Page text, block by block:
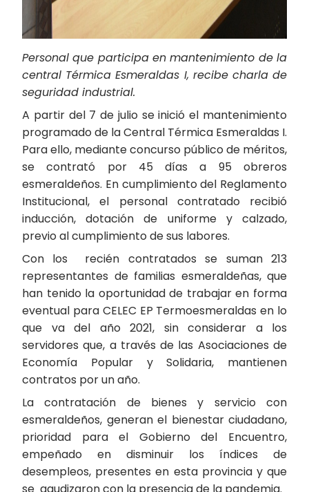
Personal que participa en mantenimiento de la
central Térmica Esmeraldas I, recibe charla de
seguridad industrial.
A partir del 7 de julio se inició el mantenimiento
programado de la Central Térmica Esmeraldas I.
Para ello, mediante concurso público de méritos,
se contrató por 45 días a 95 obreros
esmeraldeños. En cumplimiento del Reglamento
Institucional, el personal contratado recibió
inducción, dotación de uniforme y calzado,
previo al cumplimiento de sus labores.
Con los recién contratados se suman 213
representantes de familias esmeraldeñas, que
han tenido la oportunidad de trabajar en forma
eventual para CELEC EP Termoesmeraldas en lo
que va del año 2021, sin considerar a los
servidores que, a través de las Asociaciones de
Economía Popular y Solidaria, mantienen
contratos por un año.
La contratación de bienes y servicio con
esmeraldeños, generan el bienestar ciudadano,
prioridad para el Gobierno del Encuentro,
empeñado en disminuir los índices de
desempleos, presentes en esta provincia y que